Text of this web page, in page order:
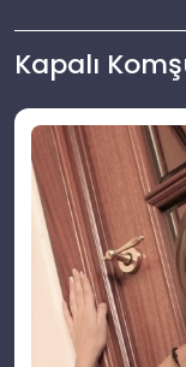
Kapalı